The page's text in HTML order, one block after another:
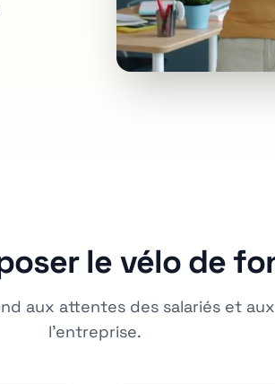
le vélo de
aux attentes des salariés et
l'entreprise.